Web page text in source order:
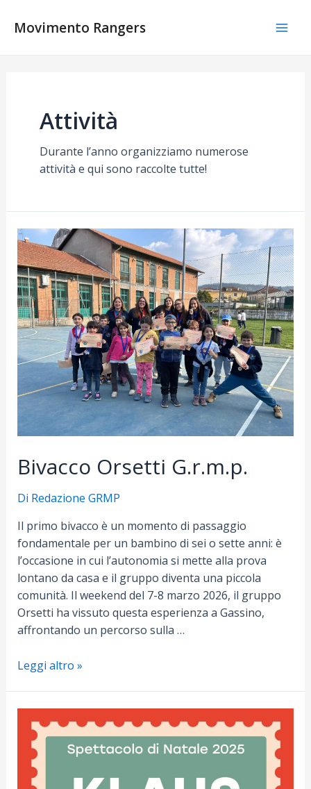
Movimento Rangers
Attività
Durante l’anno organizziamo numerose
attività e qui sono raccolte tutte!
Bivacco Orsetti G.r.m.p.
Di Redazione GRMP
Il primo bivacco è un momento di passaggio
fondamentale per un bambino di sei o sette anni: è
l’occasione in cui l’autonomia si mette alla prova
lontano da casa e il gruppo diventa una piccola
comunità. Il weekend del 7-8 marzo 2026, il gruppo
Orsetti ha vissuto questa esperienza a Gassino,
affrontando un percorso sulla …
Bivacco
Leggi altro »